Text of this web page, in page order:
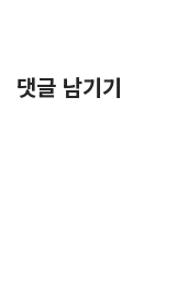
댓글 남기기